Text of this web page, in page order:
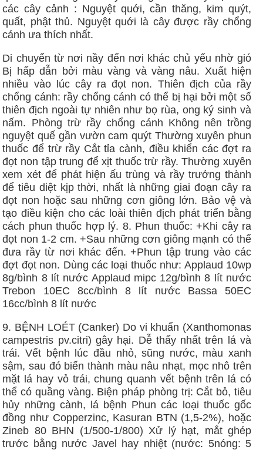
các cây cảnh : Nguyệt quới, cần thăng, kim quýt,
quất, phật thủ. Nguyệt quới là cây được rầy chổng
cánh ưa thích nhất.
Di chuyển từ nơi nầy đến nơi khác chủ yếu nhờ gió
Bị hấp dẫn bởi màu vàng và vàng nâu. Xuất hiện
nhiều vào lúc cây ra đọt non. Thiên địch của rầy
chổng cánh: rầy chổng cánh có thể bị hại bởi một số
thiên địch ngoài tự nhiên như bọ rùa, ong ký sinh và
nấm. Phòng trừ rầy chổng cánh Không nên trồng
nguyệt quế gần vườn cam quýt Thường xuyên phun
thuốc để trừ rầy Cắt tỉa cành, điều khiển các đợt ra
đọt non tập trung để xịt thuốc trừ rầy. Thường xuyên
xem xét để phát hiện ấu trùng và rầy trưởng thành
để tiêu diệt kịp thời, nhất là những giai đoạn cây ra
đọt non hoặc sau những cơn giông lớn. Bảo vệ và
tạo điều kiện cho các loài thiên địch phát triển bằng
cách phun thuốc hợp lý. 8. Phun thuốc: +Khi cây ra
đọt non 1-2 cm. +Sau những cơn giông mạnh có thể
đưa rầy từ nơi khác đến. +Phun tập trung vào các
đợt đọt non. Dùng các loại thuốc như: Applaud 10wp
8g/bình 8 lít nước Applaud mipc 12g/bình 8 lít nước
Trebon 10EC 8cc/bình 8 lít nước Bassa 50EC
16cc/bình 8 lít nước
9. BỆNH LOÉT (Canker) Do vi khuẩn (Xanthomonas
campestris pv.citri) gây hại. Dễ thấy nhất trên lá và
trái. Vết bệnh lúc đầu nhỏ, sũng nước, màu xanh
sậm, sau đó biến thành màu nâu nhạt, mọc nhô trên
mặt lá hay vỏ trái, chung quanh vết bệnh trên lá có
thể có quầng vàng. Biện pháp phòng trị: Cắt bỏ, tiêu
hủy những cành, lá bệnh Phun các loại thuốc gốc
đồng như Copperzinc, Kasuran BTN (1,5-2%), hoặc
Zineb 80 BHN (1/500-1/800) Xử lý hạt, mắt ghép
trước bằng nước Javel hay nhiệt (nước: 5nóng: 5